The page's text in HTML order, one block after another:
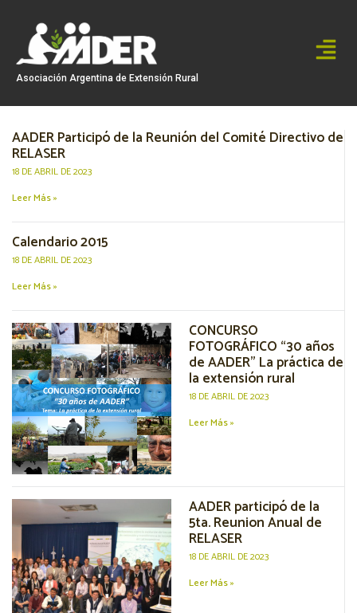
contenido
Asociación Argentina de Extensión Rural
AADER Participó de la Reunión del Comité Directivo de
RELASER
18 DE ABRIL DE 2023
Leer Más »
Calendario 2015
18 DE ABRIL DE 2023
Leer Más »
CONCURSO
FOTOGRÁFICO “30 años
de AADER” La práctica de
la extensión rural
18 DE ABRIL DE 2023
Leer Más »
AADER participó de la
5ta. Reunion Anual de
RELASER
18 DE ABRIL DE 2023
Leer Más »
PagePagePage